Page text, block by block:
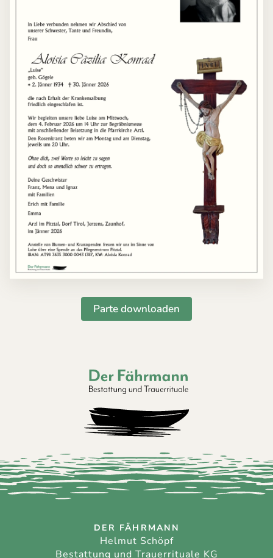
Parte downloaden
Der Fährmann - Bestattung und
DER FÄHRMANN
Helmut Schöpf
Bestattung und Trauerrituale KG